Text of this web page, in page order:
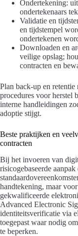
Ondertekening:
ondertekenaars
Validatie en
en tijdstempel
ondertekenen
Downloaden en
veilige opslag;
contracten en
Plan back-up en
procedures voor herstel
interne handleidingen
adoptie stijgt.
Beste praktijken en
contracten
Bij het invoeren van
risicogebaseerde
handtekening, maar
gekwalificeerde
Advanced Electronic
identiteitsverificatie via
toegepast waar nodig
te beperken.